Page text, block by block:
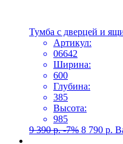
Тумба с дверцей и
Артикул:
06642
Ширина:
600
Глубина:
385
Высота:
985
9 390р. -7% 8 790 р.